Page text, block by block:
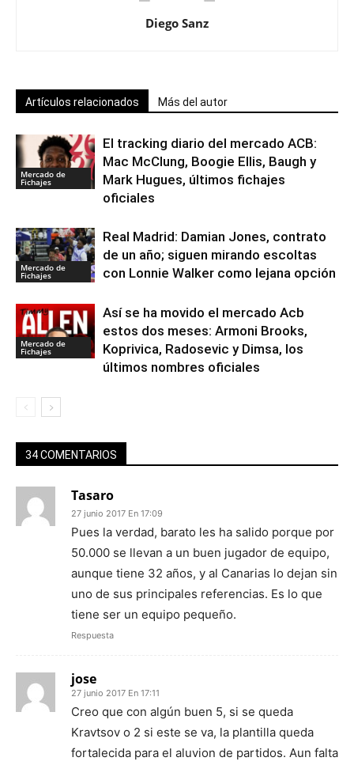
Diego Sanz
Artículos relacionados Más del autor
Mercado de
Fichajes
El tracking diario del mercado ACB:
Mac McClung, Boogie Ellis, Baugh y
Mark Hugues, últimos fichajes
oficiales
Mercado de
Fichajes
Real Madrid: Damian Jones, contrato
de un año; siguen mirando escoltas
con Lonnie Walker como lejana opción
Mercado de
Fichajes
Así se ha movido el mercado Acb
estos dos meses: Armoni Brooks,
Koprivica, Radosevic y Dimsa, los
últimos nombres oficiales
34 COMENTARIOS
Tasaro
27 junio 2017 En 17:09
Pues la verdad, barato les ha salido porque por
50.000 se llevan a un buen jugador de equipo,
aunque tiene 32 años, y al Canarias lo dejan sin
uno de sus principales referencias. Es lo que
tiene ser un equipo pequeño.
Respuesta
jose
27 junio 2017 En 17:11
Creo que con algún buen 5, si se queda
Kravtsov o 2 si este se va, la plantilla queda
fortalecida para el aluvion de partidos. Aun falta